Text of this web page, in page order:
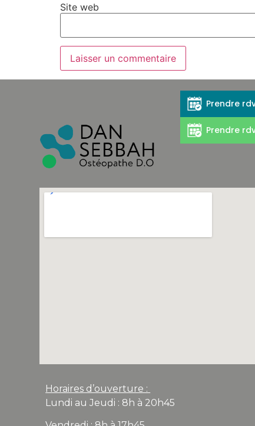
Site web
Horaires d’ouverture :
Lundi au Jeudi : 8h à 20h45
Prendre
Prendre